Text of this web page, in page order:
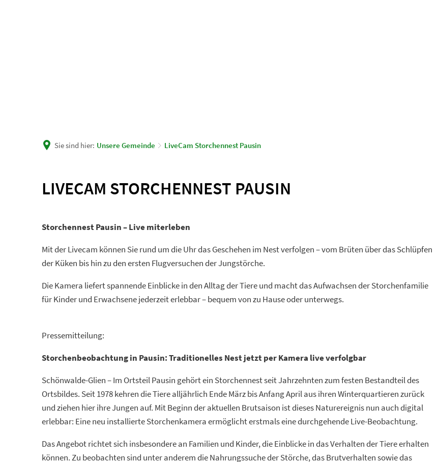
Sie sind hier: Unsere Gemeinde LiveCam Storchennest Pausin
LiveCam
Pausin
LIVECAM STORCHENNEST PAUSIN
Storchennest Pausin – Live miterleben
Mit der Livecam können Sie rund um die Uhr das Geschehen im Nest verfolgen – vom Brüten über das Schlüpfen
der Küken bis hin zu den ersten Flugversuchen der Jungstörche.
Die Kamera liefert spannende Einblicke in den Alltag der Tiere und macht das Aufwachsen der Storchenfamilie
für Kinder und Erwachsene jederzeit erlebbar – bequem von zu Hause oder unterwegs.
Pressemitteilung:
Storchenbeobachtung in Pausin: Traditionelles Nest jetzt per Kamera live verfolgbar
Schönwalde-Glien – Im Ortsteil Pausin gehört ein Storchennest seit Jahrzehnten zum festen Bestandteil des
Ortsbildes. Seit 1978 kehren die Tiere alljährlich Ende März bis Anfang April aus ihren Winterquartieren zurück
und ziehen hier ihre Jungen auf. Mit Beginn der aktuellen Brutsaison ist dieses Naturereignis nun auch digital
erlebbar: Eine neu installierte Storchenkamera ermöglicht erstmals eine durchgehende Live-Beobachtung.
Das Angebot richtet sich insbesondere an Familien und Kinder, die Einblicke in das Verhalten der Tiere erhalten
können. Zu beobachten sind unter anderem die Nahrungssuche der Störche, das Brutverhalten sowie das